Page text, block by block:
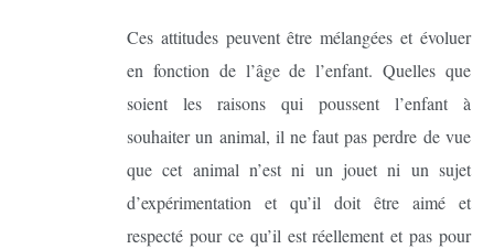
Ces attitudes peuvent être mélangées et évoluer
en fonction de l’âge de l’enfant. Quelles que
soient les raisons qui poussent l’enfant à
souhaiter un animal, il ne faut pas perdre de vue
que cet animal n’est ni un jouet ni un sujet
d’expérimentation et qu’il doit être aimé et
respecté pour ce qu’il est réellement et pas pour